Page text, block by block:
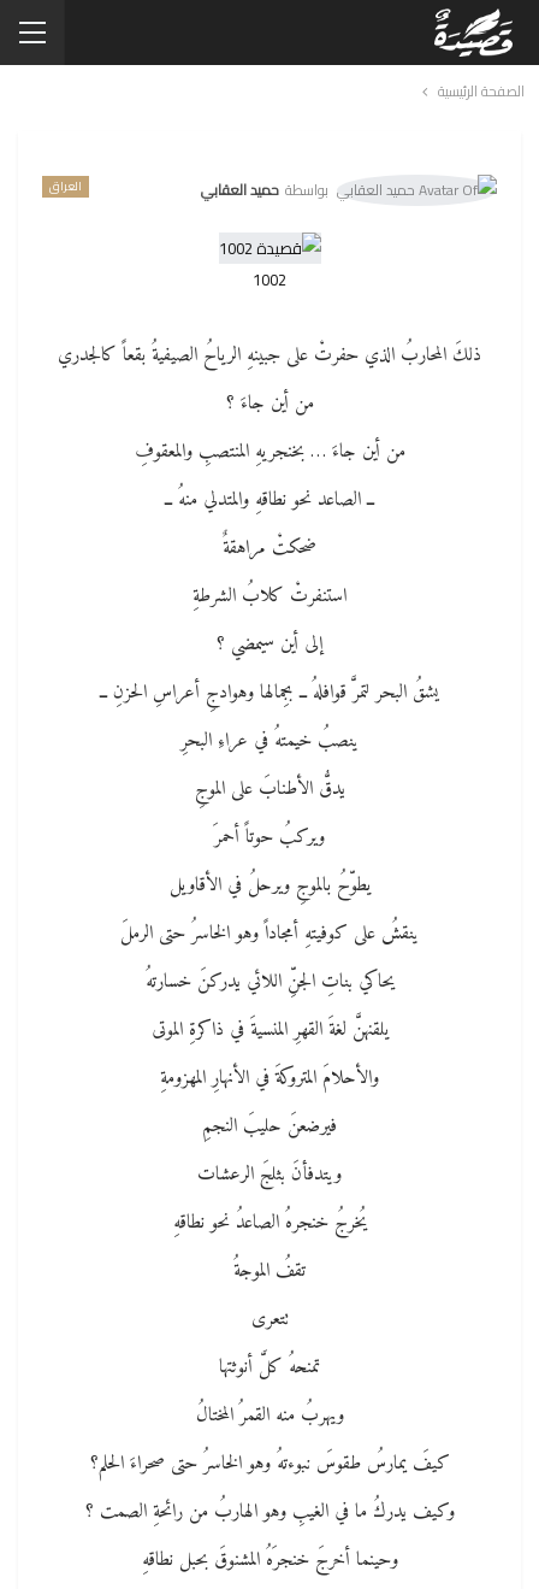
الصفحة الرئيسية
العراق بواسطة حميد العقابي
1002
ذلكَ المحاربُ الذي حفرتْ على جبينهِ الرياحُ الصيفيةُ بقعاً كالجدري
من أين جاءَ ؟
من أين جاءَ … بخنجريهِ المنتصبِ والمعقوفِ
ــ الصاعد نحو نطاقهِ والمتدلي منهُ ــ
ضحكتْ مراهقةٌ
استنفرتْ كلابُ الشرطةِ
إلى أين سيمضي ؟
يشقُ البحر لتمرَّ قوافلهُ ــ بجِمالها وهوادجِ أعراسِ الحزنِ ــ
ينصبُ خيمتهُ في عراءِ البحرِ
يدقُّ الأطنابَ على الموجِ
ويركبُ حوتاً أحمرَ
يطوّحُ بالموجِ ويرحلُ في الأقاويل
ينقشُ على كوفيتهِ أمجاداً وهو الخاسرُ حتى الرملَ
يحاكي بناتِ الجنِّ اللائي يدركنَ خسارتهُ
يلقنهنَّ لغةَ القهرِ المنسيةَ في ذاكرةِ الموتى
والأحلامَ المتروكةَ في الأنهارِ المهزومةِ
فيرضعنَ حليبَ النجمِ
ويتدفأنَ بثلجَ الرعشات
يُخرجُ خنجرهُ الصاعدُ نحو نطاقهِ
تقفُ الموجةُ
تتعرى
تمنحهُ كلَّ أنوثتها
ويهربُ منه القمرُ المختالُ
كيفَ يمارسُ طقوسَ نبوءتهُ وهو الخاسرُ حتى صحراءَ الحلم؟
وكيف يدركُ ما في الغيبِ وهو الهاربُ من رائحةِ الصمت ؟
وحينما أخرجَ خنجرَهُ المشنوقَ بحبل نطاقهِ